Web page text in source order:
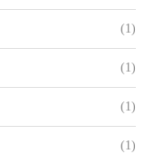
(1)
(1)
(1)
(1)